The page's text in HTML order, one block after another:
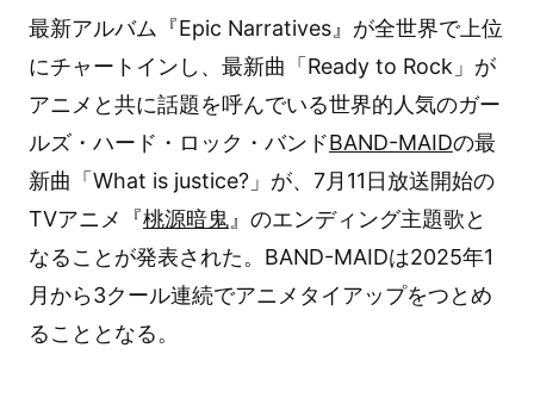
最新アルバム『Epic Narratives』が全世界で上位
にチャートインし、最新曲「Ready to Rock」が
アニメと共に話題を呼んでいる世界的人気のガー
ルズ・ハード・ロック・バンドBAND-MAIDの最
新曲「What is justice?」が、7月11日放送開始の
TVアニメ『桃源暗鬼』のエンディング主題歌と
なることが発表された。BAND-MAIDは2025年1
月から3クール連続でアニメタイアップをつとめ
ることとなる。